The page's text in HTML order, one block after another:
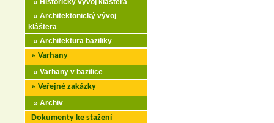
» Historický vývoj kláštera
» Architektonický vývoj
kláštera
» Architektura baziliky
» Varhany
» Varhany v bazilice
» Veřejné zakázky
» Archiv
Dokumenty ke stažení